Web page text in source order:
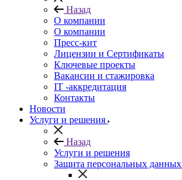
Назад
О компании
О компании
Пресс-кит
Лицензии и Сертификаты
Ключевые проекты
Вакансии и стажировка
IT -аккредитация
Контакты
Новости
Услуги и решения
Назад
Услуги и решения
Защита персональных данных